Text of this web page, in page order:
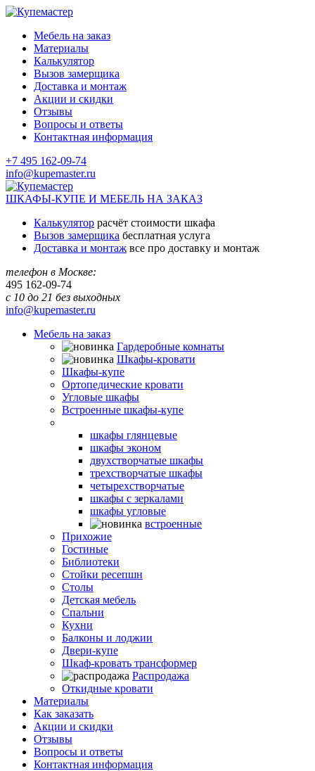
Мебель на заказ
Материалы
Калькулятор
Вызов замерщика
Доставка и монтаж
Акции и скидки
Отзывы
Вопросы и ответы
Контактная информация
+7 495 162-09-74
info@kupemaster.ru
ШКАФЫ-КУПЕ И МЕБЕЛЬ НА ЗАКАЗ
Калькулятор расчёт стоимости шкафа
Вызов замерщика бесплатная услуга
Доставка и монтаж все про доставку и монтаж
телефон в Москве:
495 162-09-74
с 10 до 21 без выходных
info@kupemaster.ru
Мебель на заказ
Гардеробные комнаты
Шкафы-кровати
Шкафы-купе
Ортопедические кровати
Угловые шкафы
Встроенные шкафы-купе
шкафы глянцевые
шкафы эконом
двухстворчатые шкафы
трехстворчатые шкафы
четырехстворчатые
шкафы с зеркалами
шкафы угловые
встроенные
Прихожие
Гостиные
Библиотеки
Стойки ресепшн
Столы
Детская мебель
Спальни
Кухни
Балконы и лоджии
Двери-купе
Шкаф-кровать трансформер
Распродажа
Откидные кровати
Материалы
Как заказать
Акции и скидки
Отзывы
Вопросы и ответы
Контактная информация